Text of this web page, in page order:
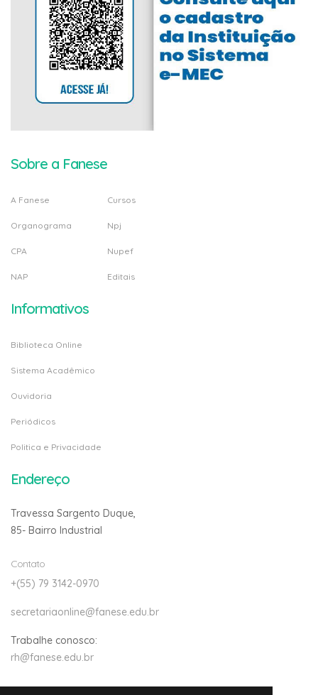
Sobre a Fanese
A Fanese
Organograma
CPA
NAP
Cursos
Npj
Nupef
Editais
Informativos
Biblioteca Online
Sistema Acadêmico
Ouvidoria
Periódicos
Politica e Privacidade
Endereço
Travessa Sargento Duque,
85- Bairro Industrial
Contato
+(55) 79 3142-0970
secretariaonline@fanese.edu.br
Trabalhe conosco:
rh@fanese.edu.br